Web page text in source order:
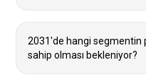
2031'de hangi segmentin
sahip olması bekleniyor?